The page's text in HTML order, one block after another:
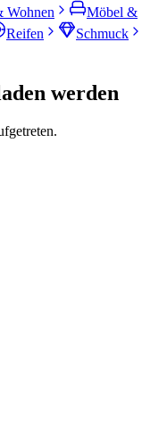
Wohnen
Möbel &
Reifen
Schmuck
werden